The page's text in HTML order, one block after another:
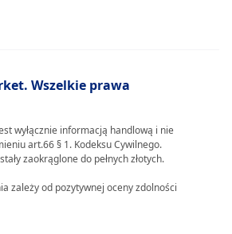
Wszelkie prawa
wyłącznie informacją handlową i nie
art.66 § 1. Kodeksu Cywilnego.
zaokrąglone do pełnych złotych.
zależy od pozytywnej oceny zdolności